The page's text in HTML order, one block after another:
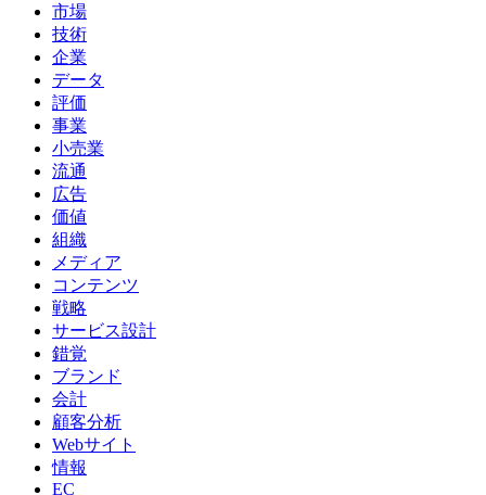
市場
技術
企業
データ
評価
事業
小売業
流通
広告
価値
組織
メディア
コンテンツ
戦略
サービス設計
錯覚
ブランド
会計
顧客分析
Webサイト
情報
EC